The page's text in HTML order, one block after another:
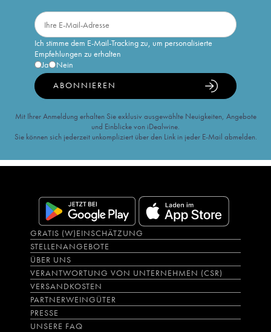
Ich stimme dem E-Mail-Tracking zu, um personalisierte
Empfehlungen zu erhalten
Ja
Nein
ABONNIEREN
Mit Ihrer Anmeldung erhalten Sie exklusiv ausgewählte Neuigkeiten, Angebote
und Einblicke von iDealwine.
Sie können sich jederzeit unkompliziert über den Link in jeder E-Mail abmelden.
GRATIS (W)EINSCHÄTZUNG
STELLENANGEBOTE
ÜBER UNS
VERANTWORTUNG VON UNTERNEHMEN (CSR)
VERSANDKOSTEN
PARTNERWEINGÜTER
PRESSE
UNSERE FAQ